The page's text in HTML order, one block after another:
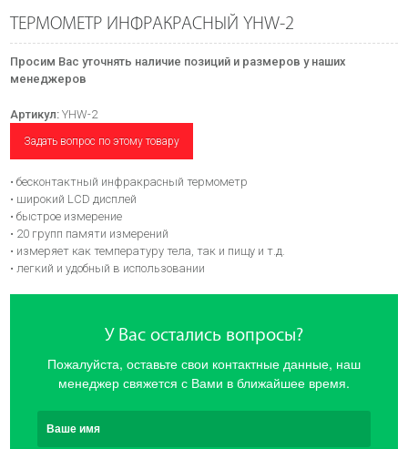
ТЕРМОМЕТР ИНФРАКРАСНЫЙ YHW-2
Просим Вас уточнять наличие позиций и размеров у наших
менеджеров
Артикул: YHW-2
Задать вопрос по этому товару
• бесконтактный инфракрасный термометр
• широкий LCD дисплей
• быстрое измерение
• 20 групп памяти измерений
• измеряет как температуру тела, так и пищу и т.д.
• легкий и удобный в использовании
У Вас остались вопросы?
Пожалуйста, оставьте свои контактные данные, наш
менеджер свяжется с Вами в ближайшее время.
Ваше имя